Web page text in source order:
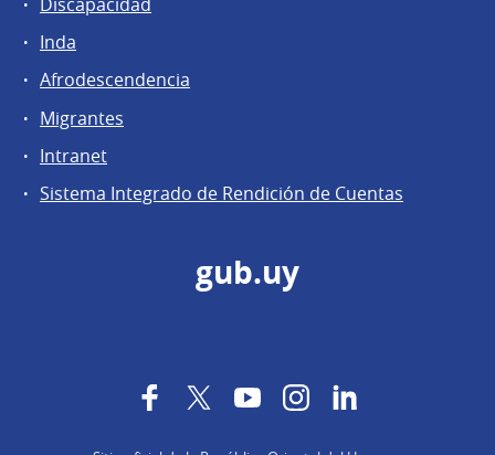
Inda
Afrodescendencia
Migrantes
Intranet
Sistema Integrado de Rendición de Cuentas
gub.uy
FacebookTwitterYouTubeInstagram